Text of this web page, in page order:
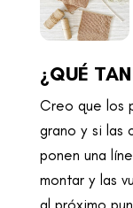
¿QUÉ
Creo que los
grano y si las
ponen una
montar y las